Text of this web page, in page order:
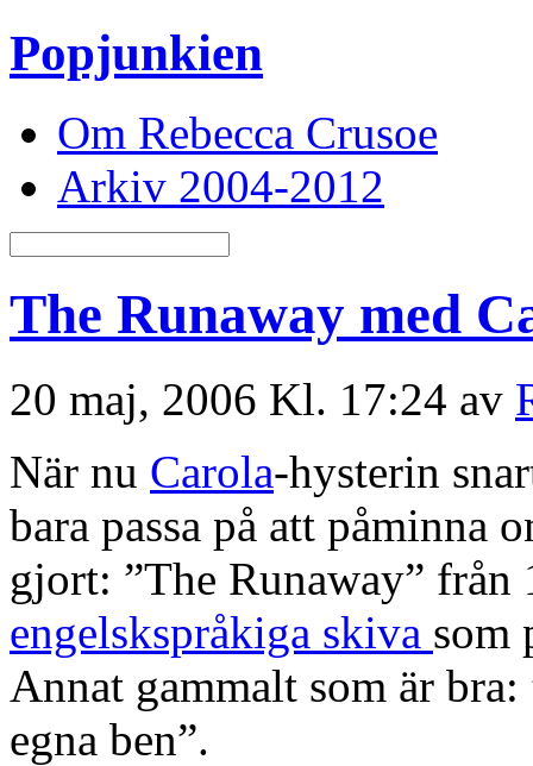
Popjunkien
Om Rebecca Crusoe
Arkiv 2004-2012
The Runaway med
20 maj, 2006 Kl. 17:24 av
När nu Carola-hysterin
bara passa på att påminna
gjort: ”The Runaway” från
engelskspråkiga skiva som
Annat gammalt som är
egna ben”.